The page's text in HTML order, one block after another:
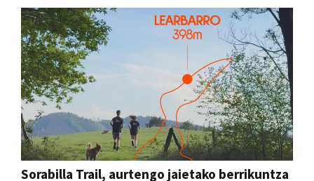
Sorabilla Trail, aurtengo jaietako berrikuntza